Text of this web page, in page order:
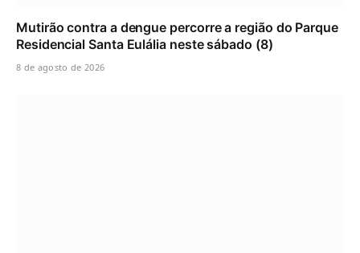
Mutirão contra a dengue percorre a região do Parque
Residencial Santa Eulália neste sábado (8)
8 de agosto de 2026